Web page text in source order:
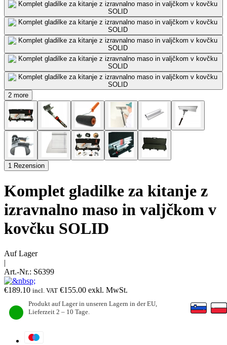
2 more
1 Rezension
Komplet gladilke za kitanje z
izravnalno maso in valjčkom v
kovčku SOLID
Auf Lager
|
Art.-Nr.: S6399
€189.10 incl. VAT €155.00 exkl. MwSt.
Produkt auf Lager in unseren Lagern in der EU,
Lieferzeit 2 – 10 Tage.